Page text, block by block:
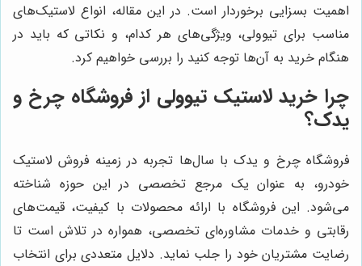
اهمیت بسزایی برخوردار است. در این مقاله، انواع لاستیک‌های
مناسب برای تیوولی، ویژگی‌های هر کدام، و نکاتی که باید در
هنگام خرید به آن‌ها توجه کنید را بررسی خواهیم کرد.
چرا خرید لاستیک تیوولی از فروشگاه چرخ و
یدک؟
فروشگاه چرخ و یدک با سال‌ها تجربه در زمینه فروش لاستیک
خودرو، به عنوان یک مرجع تخصصی در این حوزه شناخته
می‌شود. این فروشگاه با ارائه محصولات با کیفیت، قیمت‌های
رقابتی و خدمات مشاوره‌ای تخصصی، همواره در تلاش است تا
رضایت مشتریان خود را جلب نماید. دلایل متعددی برای انتخاب